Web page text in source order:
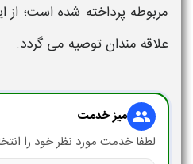
مربوطه پرداخته شده است؛ از
علاقه مندان توصیه می گردد.
group میز خدمت
لطفا خدمت مورد نظر خود را